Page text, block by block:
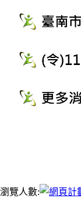
瀏覽人數: